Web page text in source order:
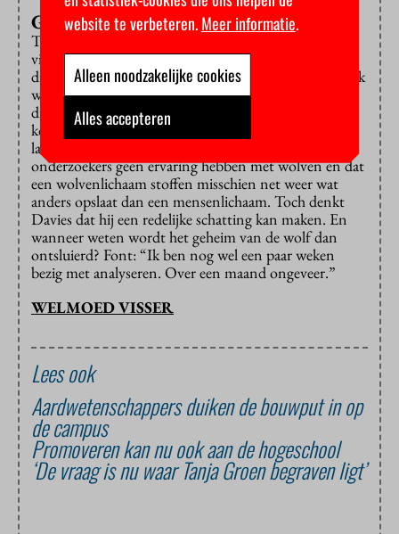
Geen ervaring met wolven
Terug naar de wolf. Wat hopen de onderzoekers te
vinden? “We kunnen een regio vaststellen waar het
dier vandaan komt en geleefd heeft, maar heel specifiek
wordt het niet”, waarschuwt Davies alvast. “Of het
dier uit de grensregio van Duitsland en Nederland
komt, of uit Duitsland of Nederland is bijvoorbeeld
lastig te zeggen.” Complicerende factor is dat de
onderzoekers geen ervaring hebben met wolven en dat
een wolvenlichaam stoffen misschien net weer wat
anders opslaat dan een mensenlichaam. Toch denkt
Davies dat hij een redelijke schatting kan maken. En
wanneer weten wordt het geheim van de wolf dan
ontsluierd? Font: “Ik ben nog wel een paar weken
bezig met analyseren. Over een maand ongeveer.”
WELMOED VISSER
Lees ook
Aardwetenschappers duiken de bouwput in op
de campus
Promoveren kan nu ook aan de hogeschool
‘De vraag is nu waar Tanja Groen begraven ligt’
website te verbeteren.Meer informatie.
Alleen noodzakelijke cookies
Alles accepteren